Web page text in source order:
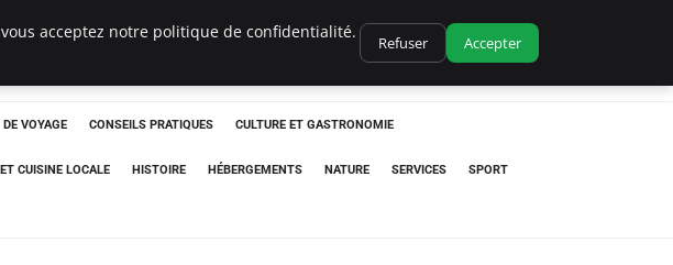
VOYAGE CONSEILS PRATIQUES CULTURE ET GASTRONOMIE
CUISINE LOCALE HISTOIRE HÉBERGEMENTS NATURE SERVICES SPORT
acceptez notre politique de confidentialité.
Refuser Accepter